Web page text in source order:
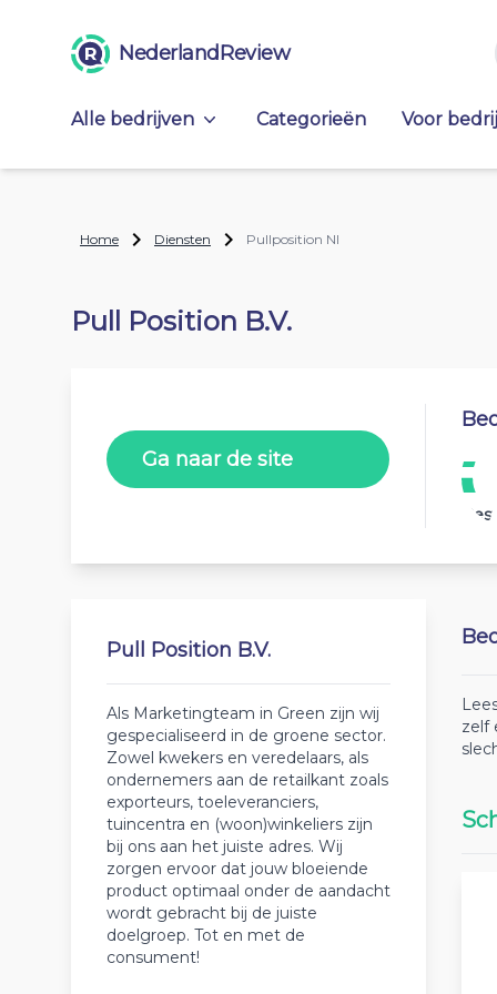
NederlandReview
Alle bedrijven Categorieën Voor
Home Diensten Pullposition Nl
Pull Position B.V.
Ga naar de site
Pull Position B.V.
Als Marketingteam in Green zijn wij
gespecialiseerd in de groene sector.
Zowel kwekers en veredelaars, als
ondernemers aan de retailkant zoals
exporteurs, toeleveranciers,
tuincentra en (woon)winkeliers zijn
bij ons aan het juiste adres. Wij
zorgen ervoor dat jouw bloeiende
product optimaal onder de aandacht
wordt gebracht bij de juiste
doelgroep. Tot en met de
consument!
zelf